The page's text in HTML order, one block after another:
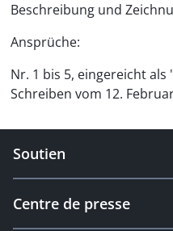
Beschreibung und
Ansprüche:
Nr. 1 bis 5, eingereicht
Schreiben vom 12.
Soutien
Centre de presse